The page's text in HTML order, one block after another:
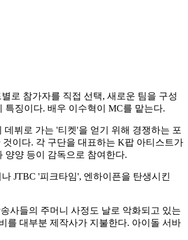
로 참가자를 직접 선택, 새로운 팀을 구성
징이다. 배우 이수혁이 MC를 맡는다.
뷔로 가는 '티켓'을 얻기 위해 경쟁하는 포
이다. 각 구단을 대표하는 K팝 아티스트가
양양 등이 감독으로 참여한다.
JTBC '피크타임', 엔하이픈을 탄생시킨
사들의 주머니 사정도 날로 악화되고 있는
를 대부분 제작사가 지불한다. 아이돌 서바